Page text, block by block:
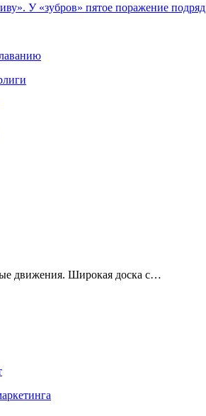
У «зубров» пятое поражение подряд
движения. Широкая доска с…